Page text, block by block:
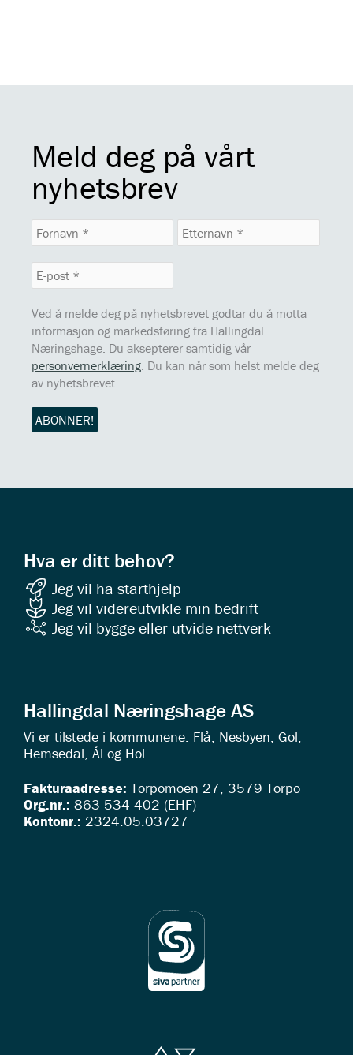
Meld deg på vårt
nyhetsbrev
Ved å melde deg på nyhetsbrevet godtar du å motta
informasjon og markedsføring fra Hallingdal
Næringshage. Du aksepterer samtidig vår
personvernerklæring. Du kan når som helst melde deg
av nyhetsbrevet.
Hva er ditt behov?
Jeg vil ha starthjelp
Jeg vil videreutvikle min bedrift
Jeg vil bygge eller utvide nettverk
Hallingdal Næringshage AS
Vi er tilstede i kommunene: Flå, Nesbyen, Gol,
Hemsedal, Ål og Hol.
Fakturaadresse: Torpomoen 27, 3579 Torpo
Org.nr.: 863 534 402 (EHF)
Kontonr.: 2324.05.03727